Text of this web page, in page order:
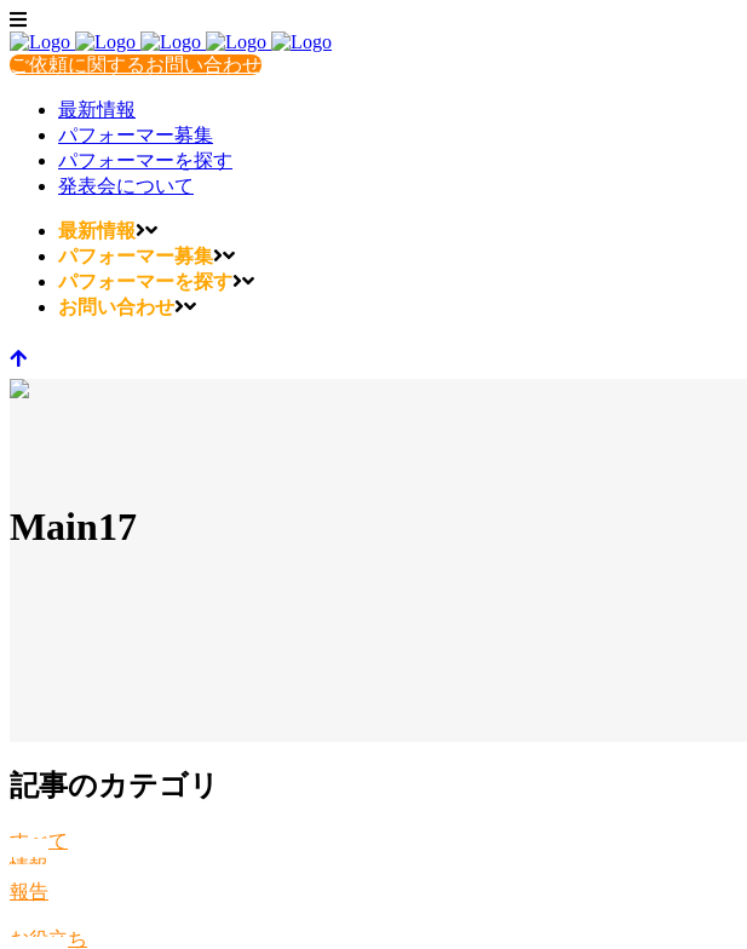
ご依頼に関するお問い合わせ
最新情報
パフォーマー募集
パフォーマーを探す
発表会について
最新情報
パフォーマー募集
パフォーマーを探す
お問い合わせ
Main17
記事のカテゴリ
すべて
情報
報告
お役立ち